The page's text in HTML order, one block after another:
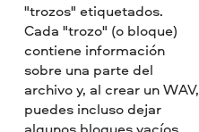
"trozos" etiquetados.
Cada "trozo" (o bloque)
contiene información
sobre una parte del
archivo y, al crear un WAV,
puedes incluso dejar